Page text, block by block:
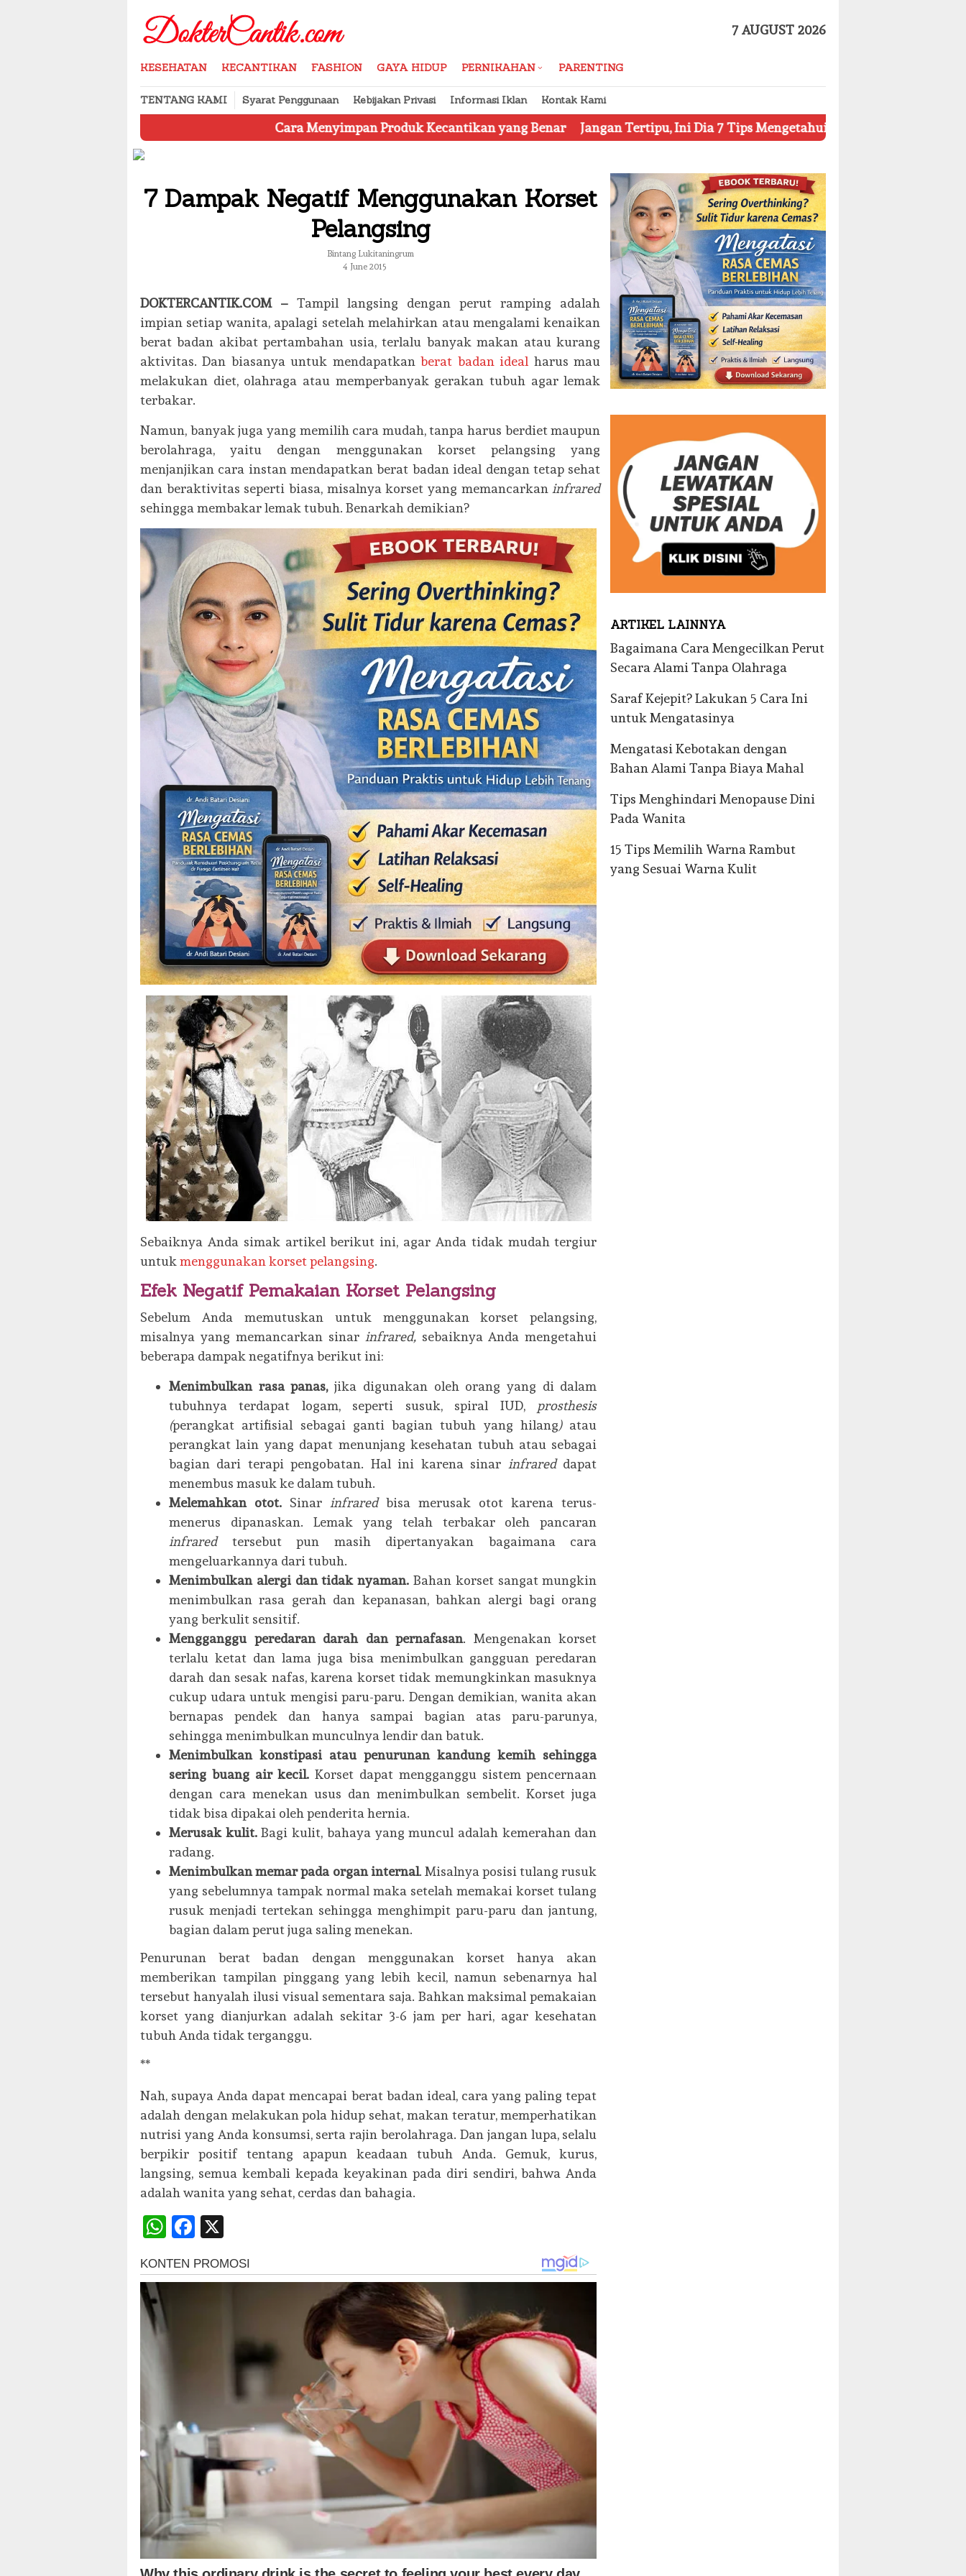
content
7 AUGUST 2026
KESEHATAN KECANTIKAN FASHION GAYA HIDUP PERNIKAHAN PARENTING
TENTANG KAMI Syarat Penggunaan Kebijakan Privasi Informasi Iklan Kontak Kami
Cara Menyimpan Produk Kecantikan yang Benar Jangan Tertipu, Ini Dia 7 Tips Mengetahui Kosmetik Palsu
7 Dampak Negatif Menggunakan Korset
Pelangsing
Bintang Lukitaningrum
4 June 2015
DOKTERCANTIK.COM – Tampil langsing dengan perut ramping adalah
impian setiap wanita, apalagi setelah melahirkan atau mengalami kenaikan
berat badan akibat pertambahan usia, terlalu banyak makan atau kurang
aktivitas. Dan biasanya untuk mendapatkanberat badan ideal harus mau
melakukan diet, olahraga atau memperbanyak gerakan tubuh agar lemak
terbakar.
Namun, banyak juga yang memilih cara mudah, tanpa harus berdiet maupun
berolahraga, yaitu dengan menggunakan korset pelangsing yang
menjanjikan cara instan mendapatkan berat badan ideal dengan tetap sehat
dan beraktivitas seperti biasa, misalnya korset yang memancarkan infrared
sehingga membakar lemak tubuh. Benarkah demikian?
Sebaiknya Anda simak artikel berikut ini, agar Anda tidak mudah tergiur
untukmenggunakan korset pelangsing.
Efek Negatif Pemakaian Korset Pelangsing
Sebelum Anda memutuskan untuk menggunakan korset pelangsing,
misalnya yang memancarkan sinar infrared, sebaiknya Anda mengetahui
beberapa dampak negatifnya berikut ini:
Menimbulkan rasa panas,jika digunakan oleh orang yang di dalam
tubuhnya terdapat logam, seperti susuk, spiral IUD, prosthesis
(perangkat artifisial sebagai ganti bagian tubuh yang hilang)atau
perangkat lain yang dapat menunjang kesehatan tubuh atau sebagai
bagian dari terapi pengobatan. Hal ini karena sinar infrareddapat
menembus masuk ke dalam tubuh.
Melemahkan otot. Sinarinfraredbisa merusak otot karena terus-
menerus dipanaskan. Lemak yang telah terbakar oleh pancaran
infrared tersebut pun masih dipertanyakan bagaimana cara
mengeluarkannya dari tubuh.
Menimbulkan alergi dan tidak nyaman. Bahan korset sangat mungkin
menimbulkan rasa gerah dan kepanasan, bahkan alergi bagi orang
yang berkulit sensitif.
Mengganggu peredaran darah dan pernafasan. Mengenakan korset
terlalu ketat dan lama juga bisa menimbulkan gangguan peredaran
darah dan sesak nafas, karena korset tidak memungkinkan masuknya
cukup udara untuk mengisi paru-paru. Dengan demikian, wanita akan
bernapas pendek dan hanya sampai bagian atas paru-parunya,
sehingga menimbulkan munculnya lendir dan batuk.
Menimbulkan konstipasi atau penurunan kandung kemih sehingga
sering buang air kecil.Korset dapat mengganggu sistem pencernaan
dengan cara menekan usus dan menimbulkan sembelit. Korset juga
tidak bisa dipakai oleh penderita hernia.
Merusak kulit.Bagi kulit, bahaya yang muncul adalah kemerahan dan
radang.
Menimbulkan memar pada organ internal. Misalnya posisi tulang rusuk
yang sebelumnya tampak normal maka setelah memakai korset tulang
rusuk menjadi tertekan sehingga menghimpit paru-paru dan jantung,
bagian dalam perut juga saling menekan.
Penurunan berat badan dengan menggunakan korset hanya akan
memberikan tampilan pinggang yang lebih kecil, namun sebenarnya hal
tersebut hanyalah ilusi visual sementara saja. Bahkan maksimal pemakaian
korset yang dianjurkan adalah sekitar 3-6 jam per hari, agar kesehatan
tubuh Anda tidak terganggu.
**
Nah, supaya Anda dapat mencapai berat badan ideal, cara yang paling tepat
adalah dengan melakukan pola hidup sehat, makan teratur, memperhatikan
nutrisi yang Anda konsumsi, serta rajin berolahraga. Dan jangan lupa, selalu
berpikir positif tentang apapun keadaan tubuh Anda. Gemuk, kurus,
langsing, semua kembali kepada keyakinan pada diri sendiri, bahwa Anda
adalah wanita yang sehat, cerdas dan bahagia.
WhatsApp
Facebook
ARTIKEL LAINNYA
Bagaimana Cara Mengecilkan Perut
Secara Alami Tanpa Olahraga
Saraf Kejepit? Lakukan 5 Cara Ini
untuk Mengatasinya
Mengatasi Kebotakan dengan
Bahan Alami Tanpa Biaya Mahal
Tips Menghindari Menopause Dini
Pada Wanita
15 Tips Memilih Warna Rambut
yang Sesuai Warna Kulit